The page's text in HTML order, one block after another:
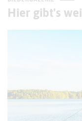
Hier gibt's